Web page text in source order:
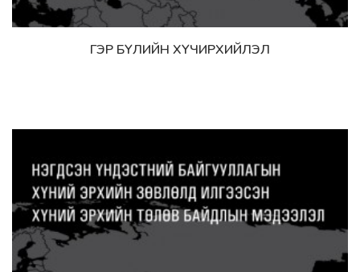
Дэлгэрэнгүй
ГЭР БҮЛИЙН ХҮЧИРХИЙЛЭЛ